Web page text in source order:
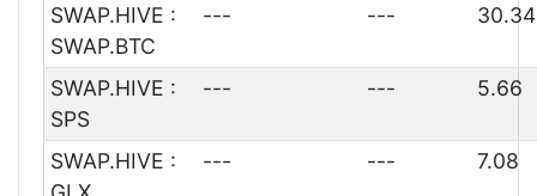
SWAP.HIVE :
SWAP.BTC
--- --- 30.34
SWAP.HIVE :
SPS
--- --- 5.66
SWAP.HIVE :
--- --- 7.08